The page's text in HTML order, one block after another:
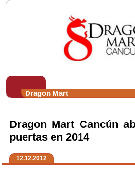
Dragon Mart
Dragon Mart Cancún
puertas en 2014
12.12.2012